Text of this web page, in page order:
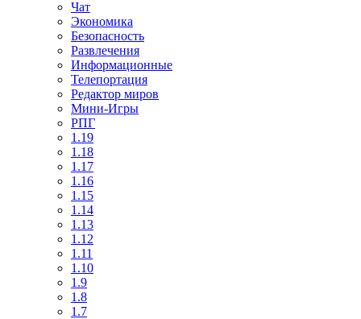
Чат
Экономика
Безопасность
Развлечения
Информационные
Телепортация
Редактор миров
Мини-Игры
РПГ
1.19
1.18
1.17
1.16
1.15
1.14
1.13
1.12
1.11
1.10
1.9
1.8
1.7